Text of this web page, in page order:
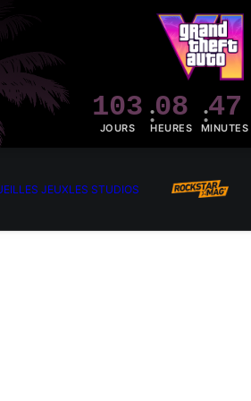
103
JOURS
08
HEURES
47
MINUTES
LES JEUXLES STUDIOS